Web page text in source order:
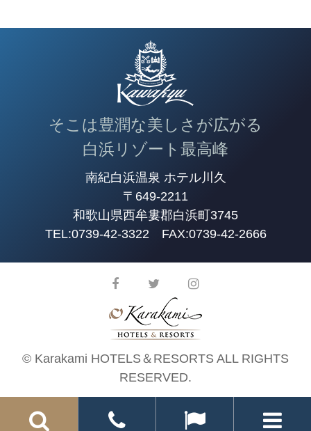
そこは豊潤な美しさが広がる
白浜リゾート最高峰
南紀白浜温泉 ホテル川久
〒649-2211
和歌山県西牟婁郡白浜町3745
TEL:0739-42-3322 FAX:0739-42-2666
© Karakami HOTELS＆RESORTS ALL RIGHTS
RESERVED.